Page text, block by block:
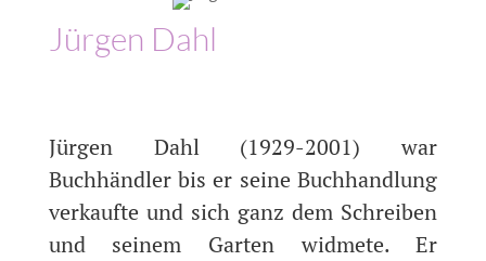
Jürgen Dahl
Jürgen Dahl (1929-2001) war
Buchhändler bis er seine Buchhandlung
verkaufte und sich ganz dem Schreiben
und seinem Garten widmete. Er